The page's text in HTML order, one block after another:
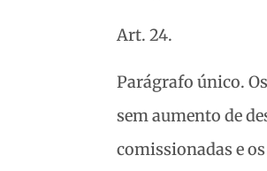
Art. 24.
Parágrafo único.
sem aumento de
comissionadas e